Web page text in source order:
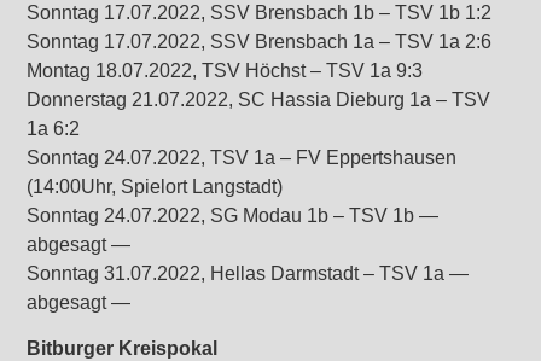
Sonntag 17.07.2022, SSV Brensbach 1b – TSV 1b 1:2
Sonntag 17.07.2022, SSV Brensbach 1a – TSV 1a 2:6
Montag 18.07.2022, TSV Höchst – TSV 1a 9:3
Donnerstag 21.07.2022, SC Hassia Dieburg 1a – TSV
1a 6:2
Sonntag 24.07.2022, TSV 1a – FV Eppertshausen
(14:00Uhr, Spielort Langstadt)
Sonntag 24.07.2022, SG Modau 1b – TSV 1b —
abgesagt —
Sonntag 31.07.2022, Hellas Darmstadt – TSV 1a —
abgesagt —
Bitburger Kreispokal